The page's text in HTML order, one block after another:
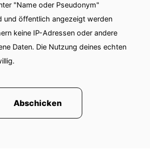
"Name oder Pseudonym"
und öffentlich angezeigt werden
keine IP-Adressen oder andere
Daten. Die Nutzung deines echten
Abschicken